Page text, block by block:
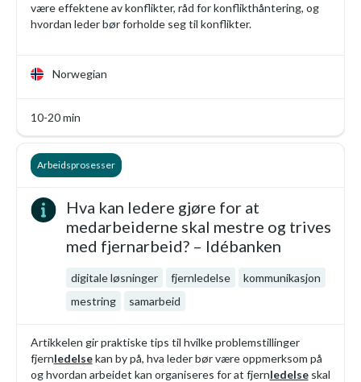
være effektene av konflikter, råd for konflikthåntering, og
hvordan leder bør forholde seg til konflikter.
Norwegian
10-20 min
Hva kan ledere gjøre for at
medarbeiderne skal mestre og trives
med fjernarbeid? – Idébanken
digitale løsninger fjernledelse
kommunikasjon
mestring
samarbeid
Artikkelen gir praktiske tips til hvilke problemstillinger
fjernledelsekan by på, hva leder bør være oppmerksom på
og hvordan arbeidet kan organiseres for at fjernledelseskal
Arbeidsprosesser